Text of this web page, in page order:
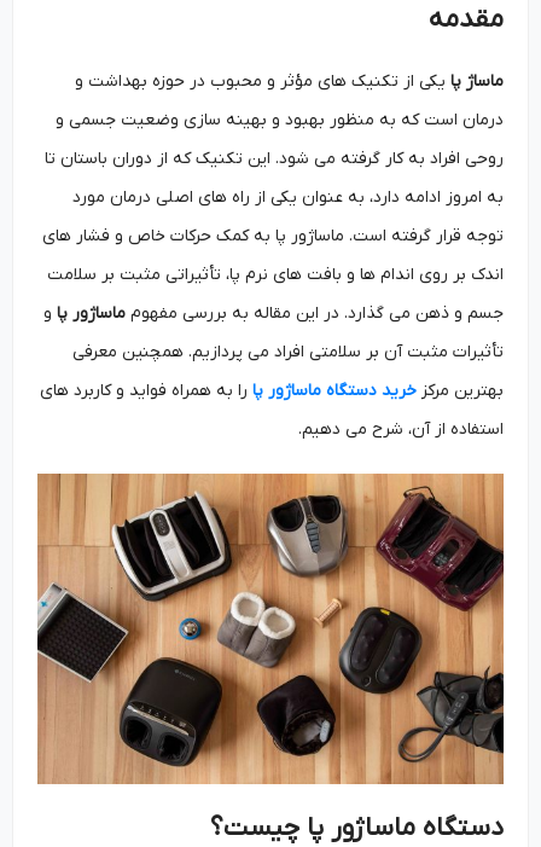
مقدمه
ماساژ پایکی از تکنیک ‌های مؤثر و محبوب در حوزه بهداشت و
درمان است که به منظور بهبود و بهینه ‌سازی وضعیت جسمی و
روحی افراد به کار گرفته می‌ شود. این تکنیک که از دوران باستان تا
به امروز ادامه دارد، به عنوان یکی از راه‌ های اصلی درمان مورد
توجه قرار گرفته است. ماساژور پا به کمک حرکات خاص و فشار های
اندک بر روی اندام‌ ها و بافت ‌های نرم پا، تأثیراتی مثبت بر سلامت
جسم و ذهن می گذارد. در این مقاله به بررسی مفهومماساژور پاو
تأثیرات مثبت آن بر سلامتی افراد می پردازیم. همچنین معرفی
بهترین مرکز خرید دستگاه ماساژور پارا به همراه فواید و کاربرد های
استفاده از آن، شرح می دهیم.
دستگاه ماساژور پا چیست؟